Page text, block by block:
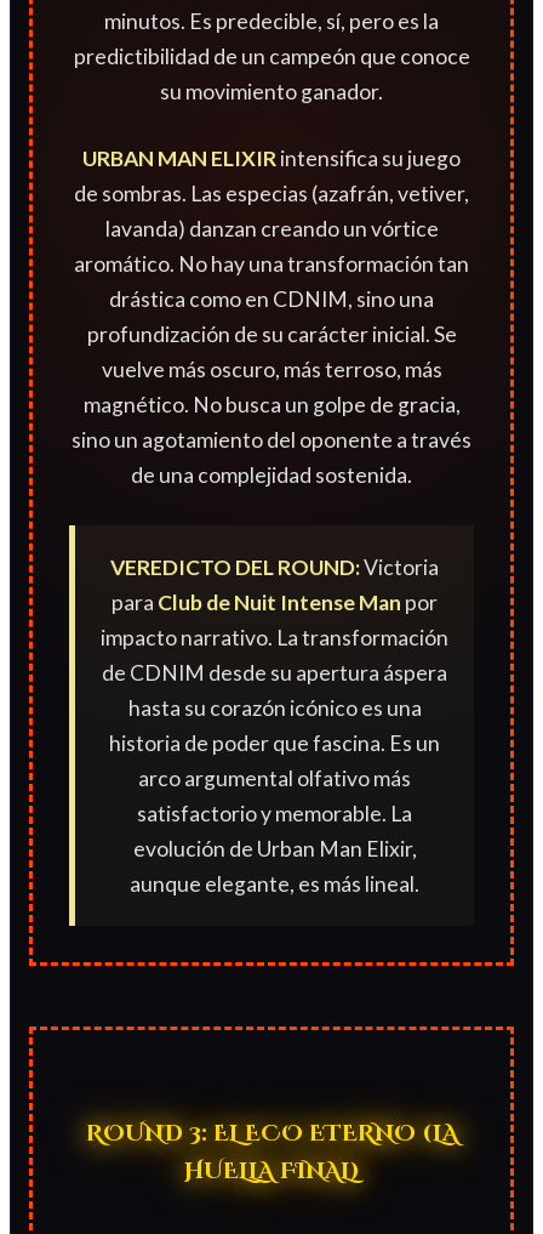
minutos. Es predecible, sí, pero es la
predictibilidad de un campeón que conoce
su movimiento ganador.
URBAN MAN ELIXIRintensifica su juego
de sombras. Las especias (azafrán, vetiver,
lavanda) danzan creando un vórtice
aromático. No hay una transformación tan
drástica como en CDNIM, sino una
profundización de su carácter inicial. Se
vuelve más oscuro, más terroso, más
magnético. No busca un golpe de gracia,
sino un agotamiento del oponente a través
de una complejidad sostenida.
VEREDICTO DEL ROUND:Victoria
para Club de Nuit Intense Man por
impacto narrativo. La transformación
de CDNIM desde su apertura áspera
hasta su corazón icónico es una
historia de poder que fascina. Es un
arco argumental olfativo más
satisfactorio y memorable. La
evolución de Urban Man Elixir,
aunque elegante, es más lineal.
ROUND 3: EL ECO ETERNO (LA
HUELLA FINAL)